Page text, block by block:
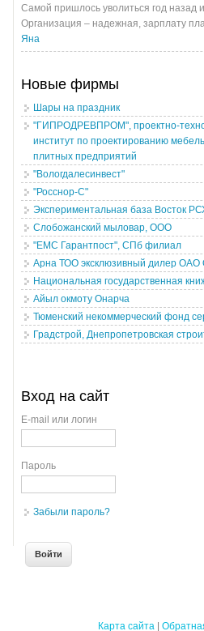
Самой пришлось уволиться год назад
Организация – надежная, зарплату
Яна
Новые фирмы
Шары на праздник
"ГИПРОДРЕВПРОМ", проектно-
институт по проектированию
плитных предприятий
"Вологдалесинвест"
"Росснор-С"
Экспериментальная база Восток
Слобожанский мыловар, ООО
"ЕМС Гарантпост", СПб филиал
Арна ТОО эксклюзивный дилер ОАО
Национальная государственная
Айыл окмоту Онарча
Тюменский некоммерческий фонд
Градстрой, Днепропетровская
Вход на сайт
E-mail или логин
Пароль
Забыли пароль?
Карта сайта |